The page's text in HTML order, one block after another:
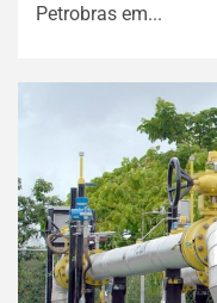
Petrobras em...